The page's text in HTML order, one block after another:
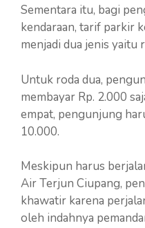
Sementara itu, bagi
kendaraan, tarif parkir
menjadi dua jenis yaitu
Untuk roda dua,
membayar Rp. 2.000
empat, pengunjung
10.000.
Meskipun harus
Air Terjun Ciupang,
khawatir karena
oleh indahnya